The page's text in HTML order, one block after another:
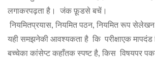
लगाकरपढ़ता है। जंक फ़ूडसे बचें।
नियमितप्रयास, नियमित पठन, नियमित रूप सेलेखन
यही समझनेकी आवश्यकता है कि परीक्षाएक मापदंड
बच्चेका कांसेप्ट कहाँतक स्पष्ट है, किस विषयपर